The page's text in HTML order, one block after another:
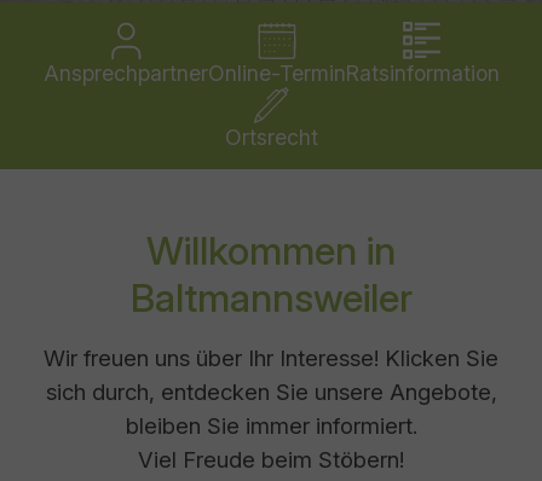
AnsprechpartnerOnline-TerminRatsinformation
Ortsrecht
Willkommen in
Baltmannsweiler
Wir freuen uns über Ihr Interesse! Klicken Sie
sich durch, entdecken Sie unsere Angebote,
bleiben Sie immer informiert.
Viel Freude beim Stöbern!